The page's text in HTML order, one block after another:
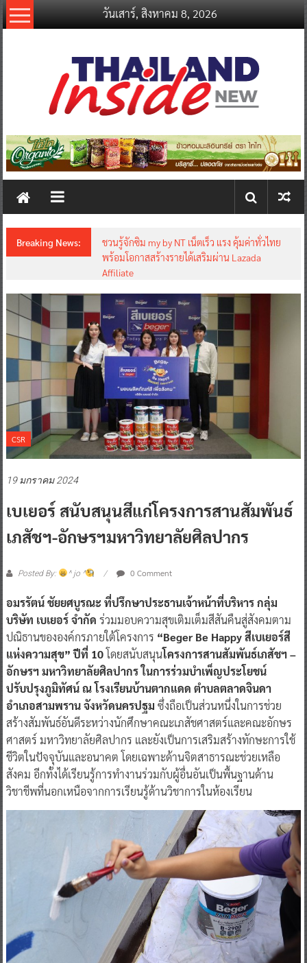
Skip
to
วันเสาร์, สิงหาคม 8, 2026
thailandinsidenew.com
Thailand
New
Breaking News:
ชวนรู้จักซิม my by NT เน็ตเร็ว แรง คุ้มค่าทั่วไทย
พร้อมโอกาสสร้างรายได้เสริมผ่าน Lazada
Affiliate
CSR
19 มกราคม 2024
เบเยอร์ สนับสนุนสีแก่โครงการสานสัมพันธ์
เภสัชฯ-อักษรฯมหาวิทยาลัยศิลปากร
Posted By: ^ jo ^ 0 Comment
อมรรัตน์ ชัยยศบูรณะ ที่ปรึกษาประธานเจ้าหน้าที่บริหาร กลุ่ม
บริษัท เบเยอร์ จำกัด ร่วมมอบความสุขเติมเต็มสีสันคืนสู่สังคมตาม
ปณิธานขององค์กรภายใต้โครงการ “Beger Be Happy สีเบเยอร์สี
แห่งความสุข” ปีที่ 10โดยสนับสนุนโครงการสานสัมพันธ์เภสัชฯ –
อักษรฯ มหาวิทยาลัยศิลปากร ในการร่วมบำเพ็ญประโยชน์
ปรับปรุงภูมิทัศน์ ณ โรงเรียนบ้านตากแดด ตำบลตลาดจินดา
อำเภอสามพราน จังหวัดนครปฐม ซึ่งถือเป็นส่วนหนึ่งในการช่วย
สร้างสัมพันธ์อันดีระหว่างนักศึกษาคณะเภสัชศาสตร์และคณะอักษร
ศาสตร์ มหาวิทยาลัยศิลปากร และยังเป็นการเสริมสร้างทักษะการใช้
ชีวิตในปัจจุบันและอนาคต โดยเฉพาะด้านจิตสาธารณะช่วยเหลือ
สังคม อีกทั้งได้เรียนรู้การทำงานร่วมกับผู้อื่นอันเป็นพื้นฐานด้าน
วิชาชีพที่นอกเหนือจากการเรียนรู้ด้านวิชาการในห้องเรียน